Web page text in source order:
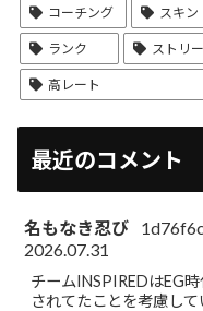
コーチング スキン
ランク ストリ
高レート
最近のコメント
名もなき忍び
2026.07.31
チームINSPIREDはEG
されてたことを考慮し